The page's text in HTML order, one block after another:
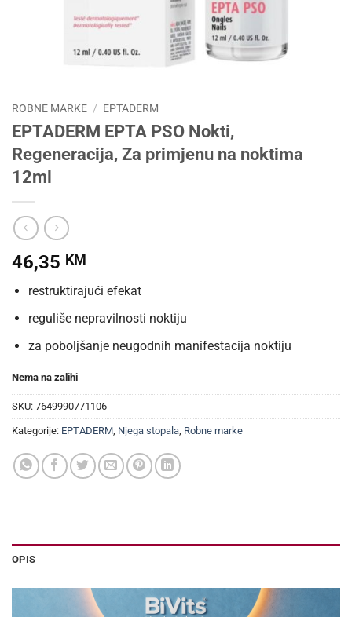
ROBNE MARKE / EPTADERM
EPTADERM EPTA PSO Nokti,
Regeneracija, Za primjenu na noktima
12ml
46,35 KM
restruktirajući efekat
reguliše nepravilnosti noktiju
za poboljšanje neugodnih manifestacija noktiju
Nema na zalihi
SKU: 7649990771106
Kategorije: EPTADERM, Njega stopala, Robne marke
OPIS